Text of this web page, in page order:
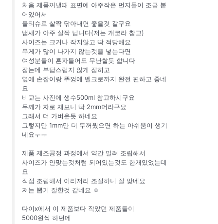
처음 제품꺼낼때 표면에 아주작은 먼지들이 조금 붙
어있어서
물티슈로 살짝 닦아내면 좋을것 같구요
냄새가 아주 살짝 납니다(저는 개코라 참고)
사이즈는 크거나 작지않고 딱 적당해요
무게가 많이 나가지 않는것을 넣는다면
여성분들이 혼자들어도 무난할듯 합니다
잡는데 부담스럽지 않게 잡히고
옆에 손잡이랑 뚜껑에 벨크로까지 완전 편하고 좋네
요
비교는 사진에 생수500ml 참고하시구요
두께가 자로 재보니 딱 2mm더라구요
그래서 더 가벼운듯 하네요
그렇지만 1mm만 더 두꺼웠으면 하는 아쉬움이 생기
네요ㅜㅜ
제품 제조공정 과정에서 약간 밀려 조립해서
사이즈가 안맞는것처럼 되어있는것도 한개있었는데
요
직접 조립해서 이리저리 조절하니 잘 맞네요
저는 뽑기 잘한것 같네요 ㅎ
다이x에서 이 제품보다 작았던 제품들이
5000원씩 하던데